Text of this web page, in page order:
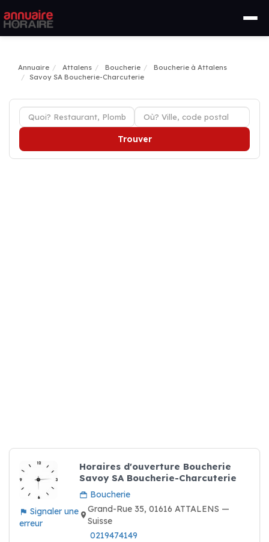
Annuaire Attalens Boucherie
Boucherie à Attalens
Savoy SA Boucherie-Charcuterie
Trouver
Signaler une
erreur
Horaires d'ouverture Boucherie
Savoy SA Boucherie-Charcuterie
Boucherie
Grand-Rue 35, 01616 ATTALENS —
Suisse
0219474149